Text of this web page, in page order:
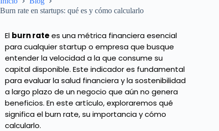
Burn rate en startups: qué es y cómo calcularlo
El burn ratees una métrica financiera esencial
para cualquier startup o empresa que busque
entender la velocidad a la que consume su
capital disponible. Este indicador es fundamental
para evaluar la salud financiera y la sostenibilidad
a largo plazo de un negocio que aún no genera
beneficios. En este artículo, exploraremos qué
significa el burn rate, su importancia y cómo
calcularlo.